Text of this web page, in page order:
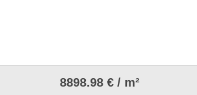
8898.98 € / m²